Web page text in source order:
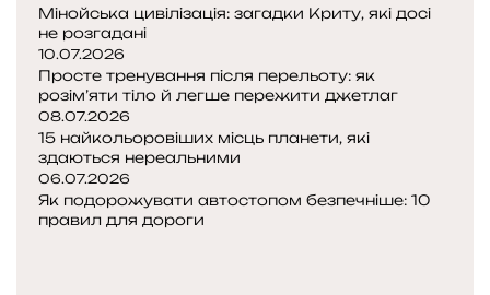
н
е
б
е
з
п
е
ч
н
о
в
и
и
т
у
р
и
с
т
Мінойська цивілізація: загадки Криту, які досі
не розгадані
10.07.2026
Просте тренування після перельоту: як
розім’яти тіло й легше пережити джетлаг
08.07.2026
15 найкольоровіших місць планети, які
здаються нереальними
06.07.2026
Як подорожувати автостопом безпечніше: 10
правил для дороги